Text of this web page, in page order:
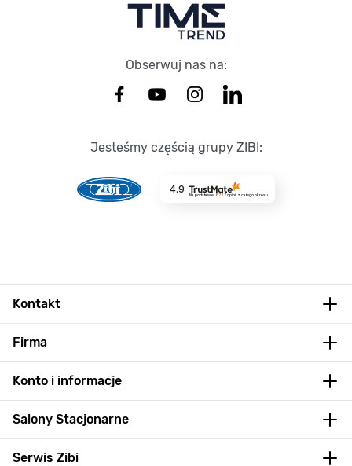
Obserwuj nas na:
Jesteśmy częścią grupy ZIBI:
4.9
Na podstawie 8737opinii z całego okresu
Kontakt
Firma
Konto i informacje
Salony Stacjonarne
Serwis Zibi